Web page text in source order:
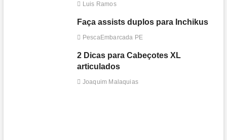
Luis Ramos
Faça assists duplos para Inchikus
PescaEmbarcada PE
2 Dicas para Cabeçotes XL
articulados
Joaquim Malaquias